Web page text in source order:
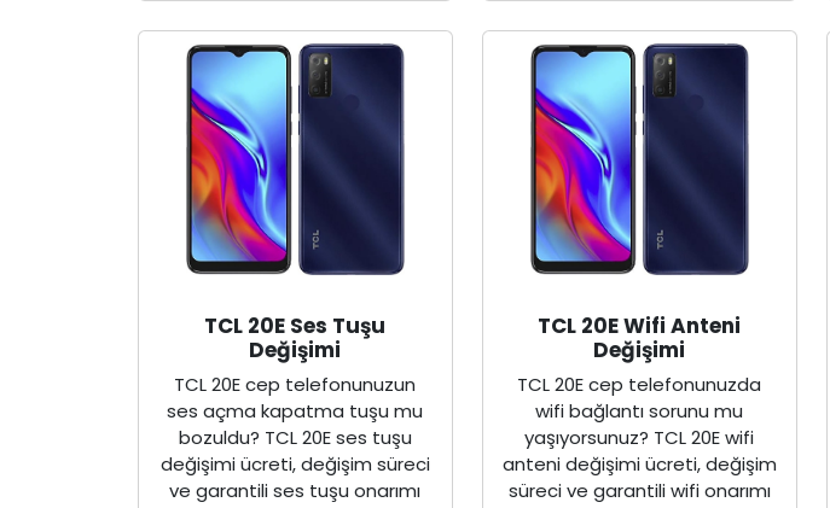
TCL 20E Ses Tuşu
Değişimi
TCL 20E cep telefonunuzun
ses açma kapatma tuşu mu
bozuldu? TCL 20E ses tuşu
değişimi ücreti, değişim süreci
ve garantili ses tuşu onarımı
TCL 20E Wifi Anteni
Değişimi
TCL 20E cep telefonunuzda
wifi bağlantı sorunu mu
yaşıyorsunuz? TCL 20E wifi
anteni değişimi ücreti, değişim
süreci ve garantili wifi onarımı